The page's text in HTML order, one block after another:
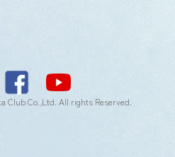
Club Co.,Ltd. All rights Reserved.